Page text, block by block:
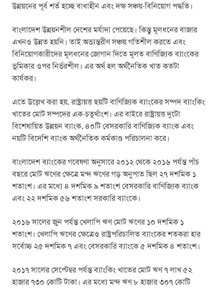
উন্নয়নের পূর্ব শর্ত হচ্ছে বাধাহীন এবং দক্ষ সঞ্চয়-বিনিয়োগ পদ্ধতি।
বাংলাদেশ উন্নয়নশীল দেশের মর্যাদা পেয়েছে। কিন্তু মূলধনের বাজার
এখনও উন্নত হয়নি। তাই অভ্যন্তরীণ সঞ্চয় গতিশীল করতে এবং
বিনিয়োগকারীদের মূলধনের জোগান দিতে মূলত বাণিজ্যিক ব্যাংকের
ভূমিকার ওপর নির্ভরশীল। এর অর্থ হল অর্থনৈতিক খাত কতটা
কার্যকর।
এতে উল্লেখ করা হয়, রাষ্ট্রায়ত্ত ছয়টি বাণিজ্যিক ব্যাংকের সম্পদ ব্যাংকিং
খাতের মোট সম্পদের এক-চতুর্থাংশ। এর বাইরে রাষ্ট্রায়ত্ত দুটো
বিশেষায়িত উন্নয়ন ব্যাংক, ৪০টি বেসরকারি বাণিজ্যিক ব্যাংক এবং
নয়টি বিদেশি ব্যাংক অর্থনৈতিক কর্মকাণ্ড পরিচালনা করে।
বাংলাদেশ ব্যাংকের গবেষণা অনুসারে ২০১২ থেকে ২০১৬ পর্যন্ত পাঁচ
বছরে মোট ঋণের ক্ষেত্রে মন্দ ঋণের গড় অনুপাত ছিল ২৭ দশমিক ১
শতাংশ। এর মধ্যে ৪ দশমিক ৯ শতাংশ বেসরকারি বাণিজ্যিক ব্যাংক
এবং ২২ দশমিক ৫৬ শতাংশ সরকারি ব্যাংকে।
২০১৬ সালের জুন পর্যন্ত খেলাপি ঋণ মোট ঋণের ১০ দশমিক ১
শতাংশ। খেলাপি ঋণের ক্ষেত্রেও রাষ্ট্রপরিচালিত ব্যাংকের শতকরা হার
সর্বোচ্চ ২৫ দশমিক ৭ এবং বেসরকারি ব্যাংকে ৫ দশমিক ৪ শতাংশ।
২০১৭ সালের সেপ্টেম্বর পর্যন্ত ব্যাংকিং খাতের মোট ঋণ ৭ লাখ ৫২
হাজার ৭৩০ কোটি টাকা। এর মধ্যে মন্দ ঋণ ৮ হাজার ৩০৭ কোটি